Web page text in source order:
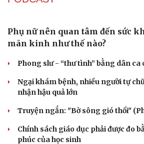
Cà Mau bổ nhiệm 3 phó giám đốc sở
Bổ nhiệm 2 Thứ trưởng Bộ Ngoại
Đại tá Lê Hồng Giang giữ chức Phó
Cao Bằng
Sau 1 tháng sáp nhập tổ dân phố:
thay cán bộ đi gặp dân
QUỐC HỘI